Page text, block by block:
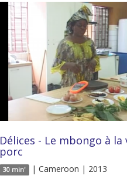
Délices - Le mbongo à la
porc
30 min' | Cameroon | 2013